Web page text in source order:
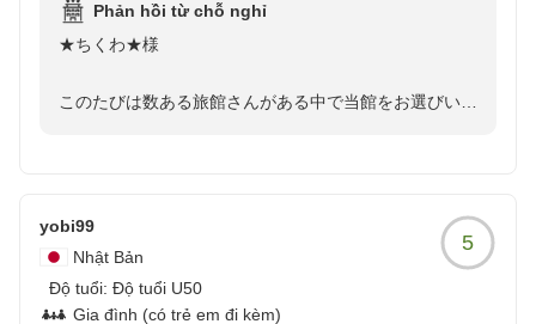
クチコミの詳細はこちらから
https://review.travel.rakuten.co.jp/hotel/voice/39383?
Phản hồi từ chỗ nghỉ
★ちくわ★様
このたびは数ある旅館さんがある中で当館をお選びいた
いたしました。女将さんをはじめスタッフ一同のおもて
なしに温かいお言葉をいただき、何よりの励みになりま
した。今後もお客様に心地よくお過ごしいただけるよう
おもてなしに精進して参ります。「またぜひ泊まりた
yobi99
Nhật Bản
Độ tuổi: Độ tuổi U50
Gia đình (có trẻ em đi kèm)
5